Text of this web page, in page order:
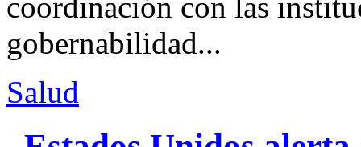
coordinación con las
gobernabilidad...
Salud